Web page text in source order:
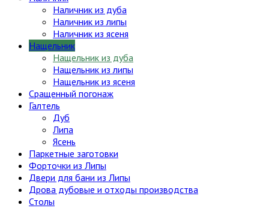
Наличник из дуба
Наличник из липы
Наличник из ясеня
Нащельник
Нащельник из дуба
Нащельник из липы
Нащельник из ясеня
Сращенный погонаж
Галтель
Дуб
Липа
Ясень
Паркетные заготовки
Форточки из Липы
Двери для бани из Липы
Дрова дубовые и отходы производства
Столы